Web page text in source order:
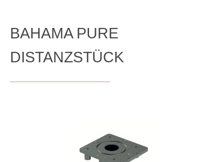
BAHAMA PURE
DISTANZSTÜCK